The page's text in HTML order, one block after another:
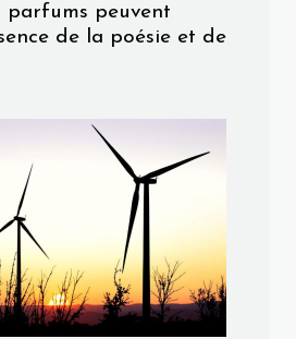
parfums peuvent
de la poésie et de